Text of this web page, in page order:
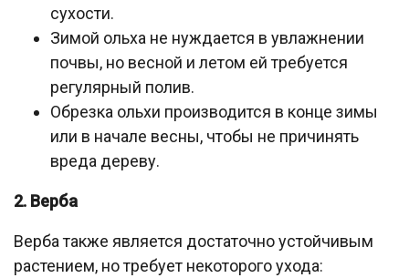
сухости.
Зимой ольха не нуждается в увлажнении
почвы, но весной и летом ей требуется
регулярный полив.
Обрезка ольхи производится в конце зимы
или в начале весны, чтобы не причинять
вреда дереву.
2. Верба
Верба также является достаточно устойчивым
растением, но требует некоторого ухода: